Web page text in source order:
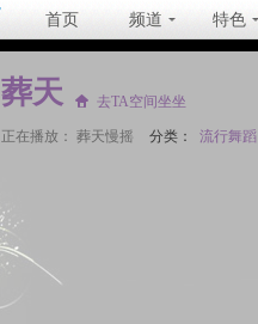
首页 频道 特色
葬天 去TA空间坐坐
正在播放： 葬天慢摇 分类：
流行舞蹈